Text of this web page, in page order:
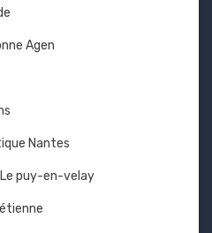
Agen
Nantes
puy-en-velay